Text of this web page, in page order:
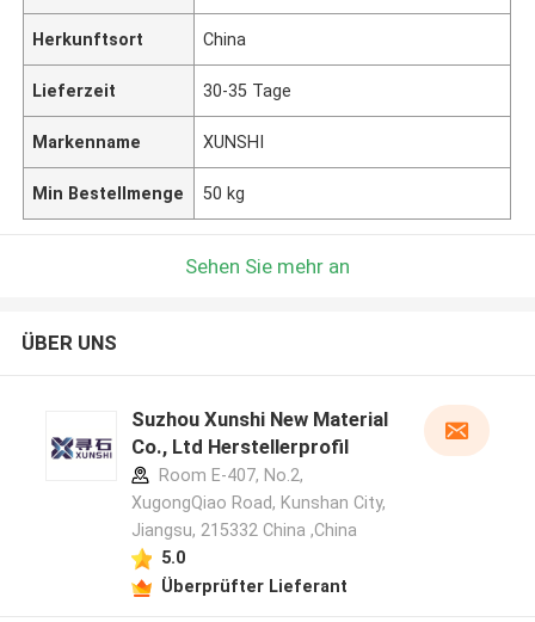
Herkunftsort China
Lieferzeit 30-35 Tage
Markenname XUNSHI
Min Bestellmenge 50 kg
Sehen Sie mehr an
ÜBER UNS
Suzhou Xunshi New Material
Co., Ltd Herstellerprofil
Room E-407, No.2,
XugongQiao Road, Kunshan City,
Jiangsu, 215332 China ,China
5.0
Überprüfter Lieferant